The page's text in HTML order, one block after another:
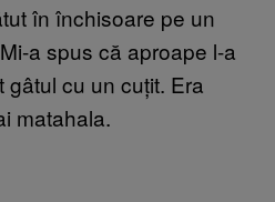
în închisoare pe un
a spus că aproape l-a
gâtul cu un cuțit. Era
matahala.